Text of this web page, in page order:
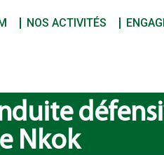
NOS ACTIVITÉS
Nkok